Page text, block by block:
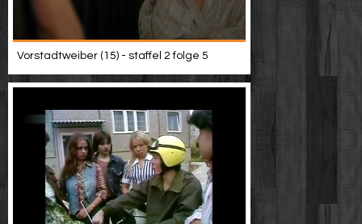
Vorstadtweiber (15) - staffel 2 folge 5